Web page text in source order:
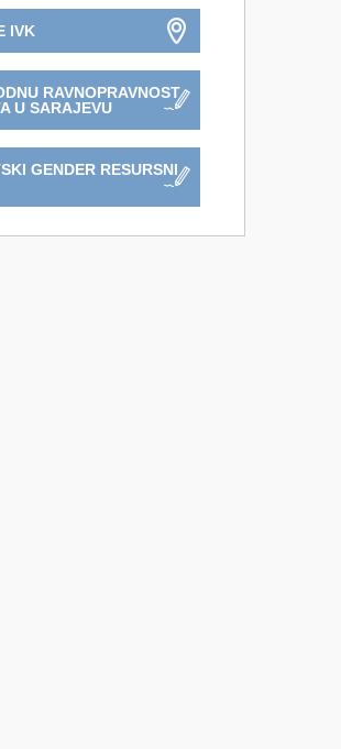
IVK
RAVNOPRAVNOST
U SARAJEVU
GENDER RESURSNI